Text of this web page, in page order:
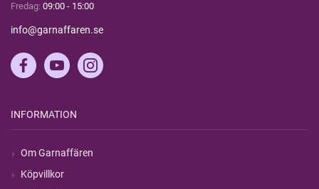
Fredag: 09:00 - 15:00
info@garnaffaren.se
INFORMATION
Om Garnaffären
Köpvillkor